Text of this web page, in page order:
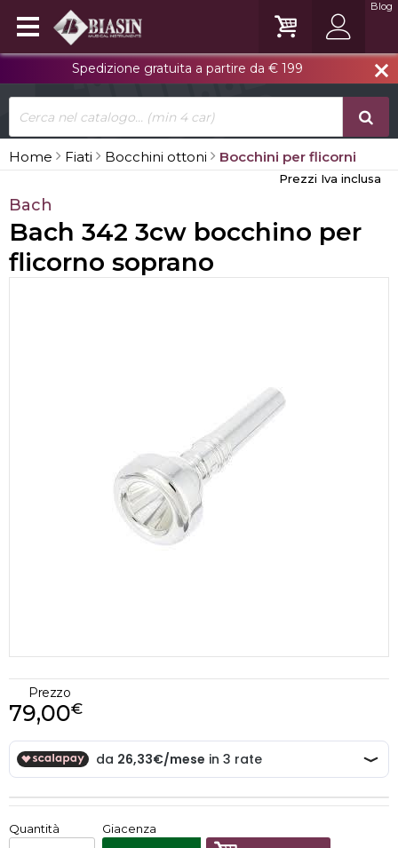
close
Spedizione gratuita a partire da € 199
Blog
Home Fiati Bocchini ottoni Bocchini per flicorni
Prezzi Iva inclusa
Bach
Bach 342 3cw bocchino per
flicorno soprano
Prezzo
€
79,00
x1 Prezzo finale:€79,00
Quantità Giacenza